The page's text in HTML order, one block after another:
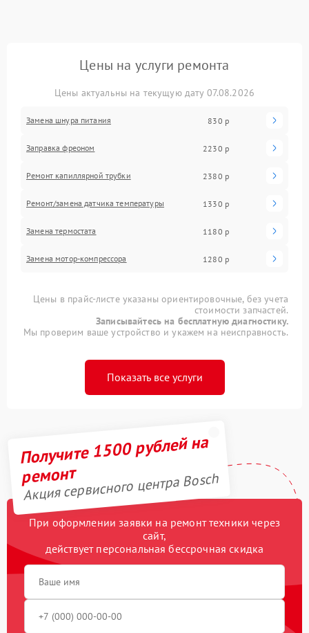
Цены на услуги ремонта
Цены актуальны на текущую дату 07.08.2026
Замена шнура питания 830 р
Заправка фреоном 2230 р
Ремонт капиллярной трубки 2380 р
Ремонт/замена датчика температуры 1330 р
Замена термостата 1180 р
Замена мотор-компрессора 1280 р
Цены в прайс-листе указаны ориентировочные, без учета
стоимости запчастей.
Записывайтесь на бесплатную диагностику.
Мы проверим ваше устройство и укажем на неисправность.
Показать все услуги
Получите 1500 рублей на
ремонт
Акция сервисного центра Bosch
При оформлении заявки на ремонт техники через
сайт,
действует персональная бессрочная скидка